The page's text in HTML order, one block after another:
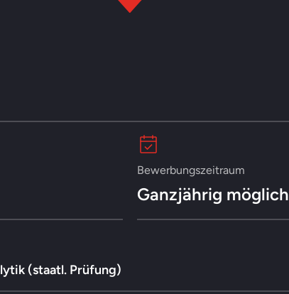
Bewerbungszeitraum
Ganzjährig möglich
(staatl. Prüfung)